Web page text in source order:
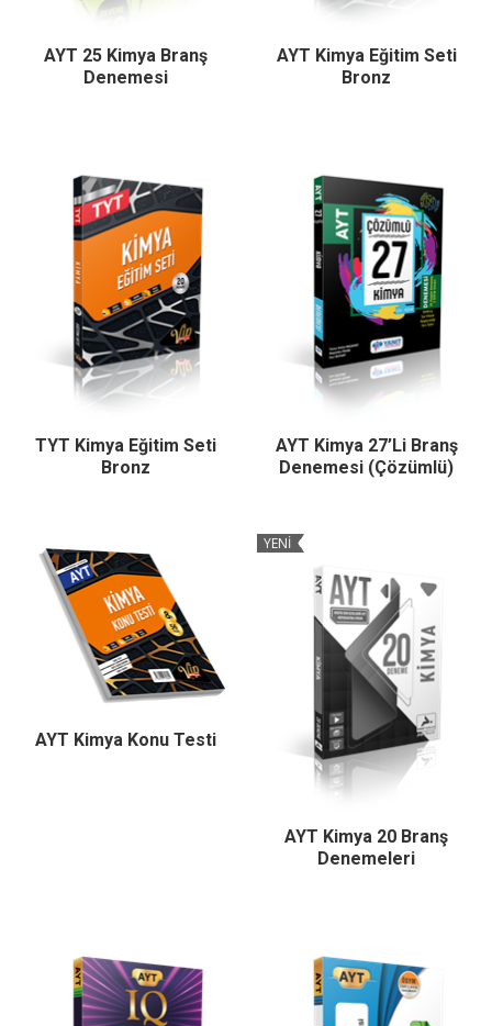
AYT 25 Kimya Branş
Denemesi
AYT Kimya Eğitim Seti
Bronz
TYT Kimya Eğitim Seti
Bronz
AYT Kimya 27’Li Branş
Denemesi (Çözümlü)
AYT Kimya Konu Testi
YENİ
AYT Kimya 20 Branş
Denemeleri